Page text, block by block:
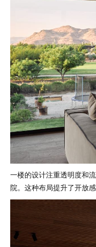
一楼的设计注重透明度和
院。这种布局提升了开放